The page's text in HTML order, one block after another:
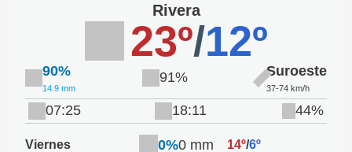
Rivera
23º/12º
90%
14.9 mm
91% Suroeste
37-74 km/h
07:25 18:11 44%
Viernes 0%0 mm 14º/6º